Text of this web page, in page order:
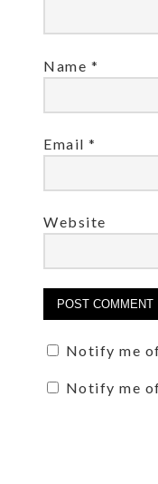
Name *
Email*
Website
Notify me
Notify me